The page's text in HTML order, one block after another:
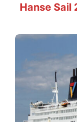
Hanse Sail